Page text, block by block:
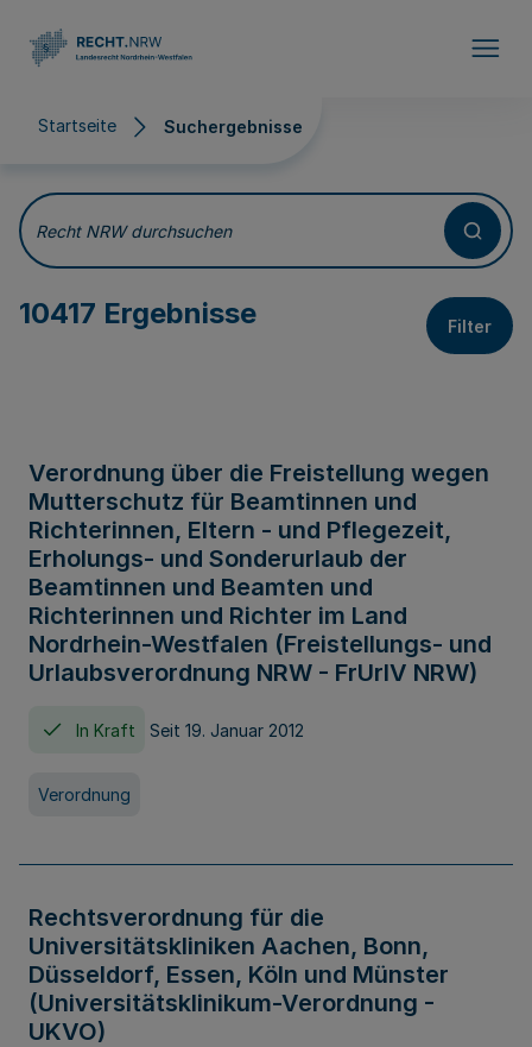
Startseite Suchergebnisse
Suchergebnisse
Recht NRW durchsuchen
10417 Ergebnisse Filter
Verordnung über die Freistellung wegen
Mutterschutz für Beamtinnen und
Richterinnen, Eltern - und Pflegezeit,
Erholungs- und Sonderurlaub der
Beamtinnen und Beamten und
Richterinnen und Richter im Land
Nordrhein-Westfalen (Freistellungs- und
Urlaubsverordnung NRW - FrUrlV NRW)
In Kraft Seit 19. Januar 2012
Verordnung
Rechtsverordnung für die
Universitätskliniken Aachen, Bonn,
Düsseldorf, Essen, Köln und Münster
(Universitätsklinikum-Verordnung -
UKVO)